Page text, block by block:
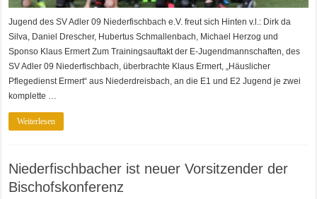
Jugend des SV Adler 09 Niederfischbach e.V. freut sich Hinten v.l.: Dirk da
Silva, Daniel Drescher, Hubertus Schmallenbach, Michael Herzog und
Sponso Klaus Ermert Zum Trainingsauftakt der E-Jugendmannschaften, des
SV Adler 09 Niederfischbach, überbrachte Klaus Ermert, „Häuslicher
Pflegedienst Ermert“ aus Niederdreisbach, an die E1 und E2 Jugend je zwei
komplette …
Weiterlesen
Niederfischbacher ist neuer Vorsitzender der
Bischofskonferenz